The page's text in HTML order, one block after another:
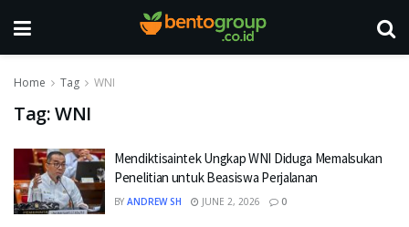
Home Tag WNI
Tag:WNI
Mendiktisaintek Ungkap WNI Diduga Memalsukan
Penelitian untuk Beasiswa Perjalanan
BY ANDREW SH JUNE 2, 2026 0